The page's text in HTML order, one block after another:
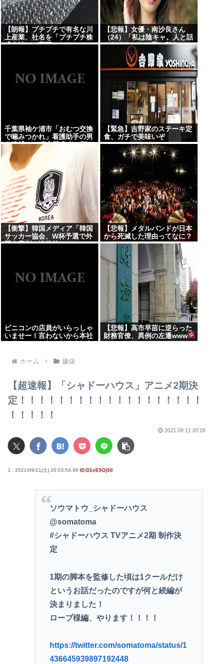
【朗報】プチプチで有名な川
上産業、社名を「プチプチ株
式会社」に変更www
【悲報】女優・南沙良さん
（24）「私は陰キャ。人と話
したくないので家に引きこも
ってPCでアニメを観ていた
い」・・・・・・・・・
千葉県袖ケ浦市「おむつ交換
で噛みつかれ」看護助手の男
を逮捕 90歳入院患者の顔や
腹を殴るなどケガさせた疑
い [8/6]
【緊急】吉野家のステーキ定
食、ガチで美味いぞ
【衝撃】韓国メディア「韓国
サッカー協会、W杯予選で外
国人審判に性接待」
【悲報】メタルバンドが日本
から死滅した理由ってなに？
ビニコンの店員がいらっしゃ
いませー！言わないから本社
にクレームいれてやりました
【悲報】高市早苗に逆らった
財務官僚、異例の左遷www
ホーム 嫌儲
【超速報】「シャドーハウス」アニメ2期決
定！！！！！！！！！！！！！！！！！！！
！！！！！
2021.09.11 20:18
1 : 2021/09/11(土) 20:03:54.98 ID:D1vE5Oj50
ソウマトウ_シャドーハウス
@somatoma
#シャドーハウス TVアニメ2期 制作決
定
1期の脚本を監修した頃は1クールだけ
というお話だったのですが何と続編が
決まりました！
ローブ様編、やります！！！！
https://twitter.com/somatoma/status/1
436645939897192448